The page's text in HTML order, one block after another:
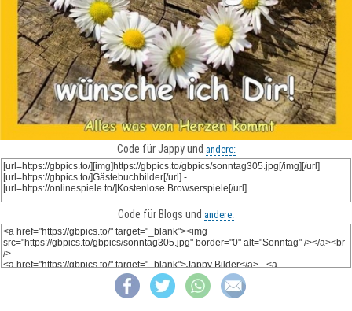
Code für Jappy und andere:
Code für Blogs und andere: